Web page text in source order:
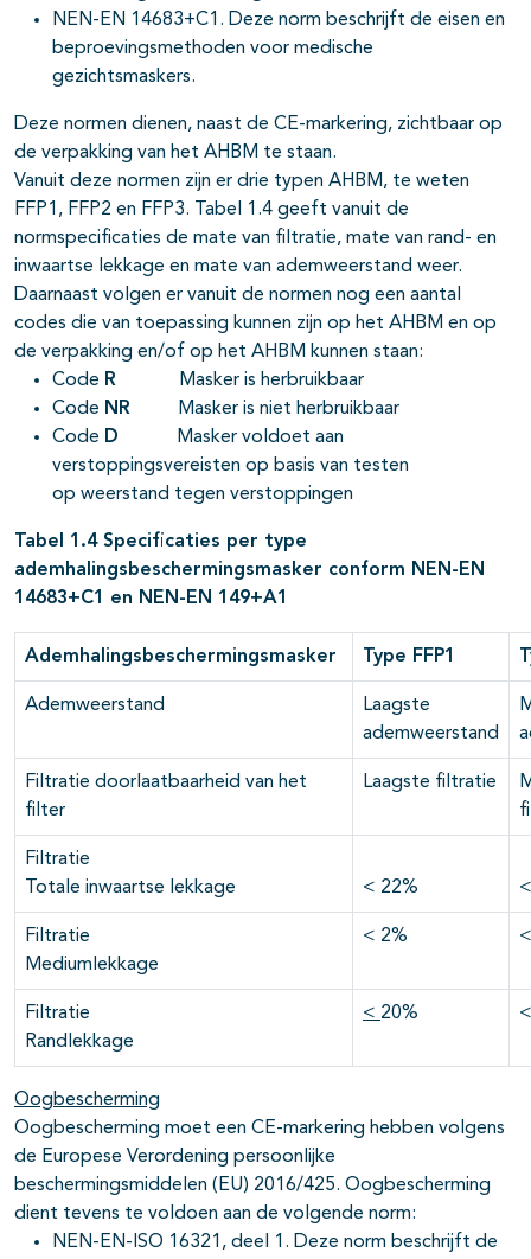
NEN-EN 14683+C1. Deze norm beschrijft de eisen en
beproevingsmethoden voor medische
gezichtsmaskers.
Deze normen dienen, naast de CE-markering, zichtbaar op
de verpakking van het AHBM te staan.
Vanuit deze normen zijn er drie typen AHBM, te weten
FFP1, FFP2 en FFP3. Tabel 1.4 geeft vanuit de
normspecificaties de mate van filtratie, mate van rand- en
inwaartse lekkage en mate van ademweerstand weer.
Daarnaast volgen er vanuit de normen nog een aantal
codes die van toepassing kunnen zijn op het AHBM en op
de verpakking en/of op het AHBM kunnen staan:
Code R
Masker is herbruikbaar
Code NR Masker is niet herbruikbaar
Code D
Masker voldoet aan
verstoppingsvereisten op basis van testen
op weerstand tegen verstoppingen
Tabel 1.4 Specificaties per type
ademhalingsbeschermingsmasker conform NEN-EN
14683+C1 en NEN-EN 149+A1
Ademhalingsbeschermingsmasker Type FFP1
Ademweerstand
Laagste
ademweerstand
Filtratie doorlaatbaarheid van het
filter
Laagste filtratie
Filtratie
Totale inwaartse lekkage
< 22%
Filtratie
Mediumlekkage
< 2%
Filtratie
Randlekkage
< 20%
Oogbescherming
Oogbescherming moet een CE-markering hebben volgens
de Europese Verordening persoonlijke
beschermingsmiddelen (EU) 2016/425. Oogbescherming
dient tevens te voldoen aan de volgende norm:
NEN-EN-ISO 16321, deel 1. Deze norm beschrijft de